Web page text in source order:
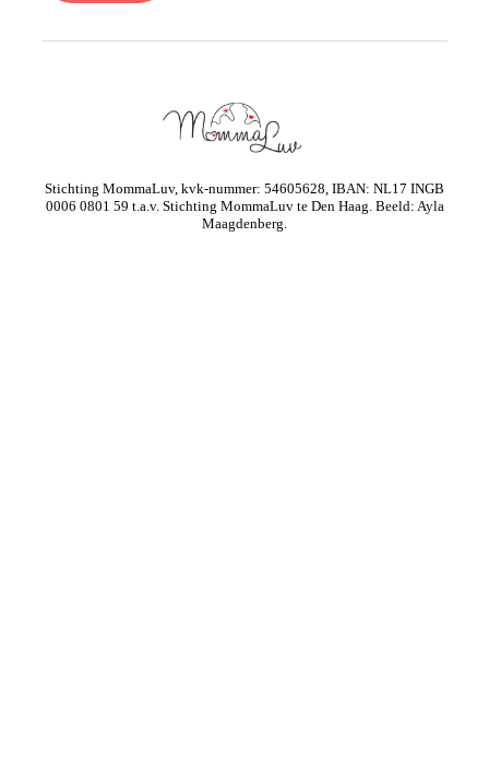
Stichting MommaLuv, kvk-nummer: 54605628, IBAN: NL17 INGB
0006 0801 59 t.a.v. Stichting MommaLuv te Den Haag. Beeld: Ayla
Maagdenberg.